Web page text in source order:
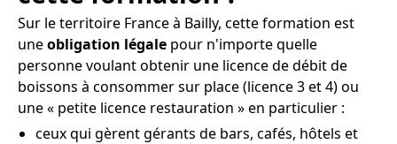
Sur le territoire France à Bailly, cette formation est
uneobligation légale pour n'importe quelle
personne voulant obtenir une licence de débit de
boissons à consommer sur place (licence 3 et 4) ou
une « petite licence restauration » en particulier :
ceux qui gèrent gérants de bars, cafés, hôtels et